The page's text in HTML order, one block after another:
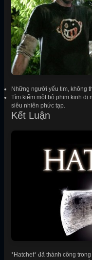
Những người yếu tim, không
Tìm kiếm một bộ phim kinh dị
siêu nhiên phức tạp.
Kết Luận
*Hatchet* đã thành công